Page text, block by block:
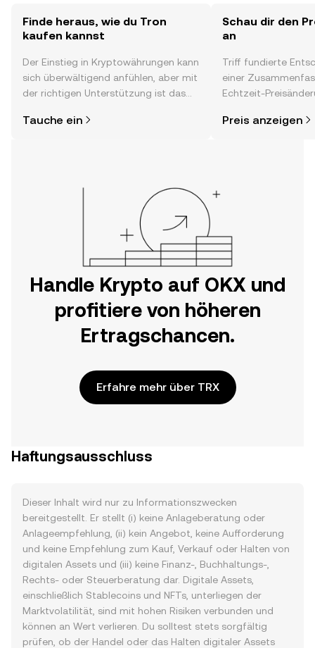
Finde heraus, wie du Tron
kaufen kannst
Der Einstieg in Kryptowährungen kann
sich überwältigend anfühlen, aber mit
der richtigen Unterstützung ist das
direkt in der OKX-App oder hier im
Tauche ein
Schau dir den
an
Triff fundierte
einer
Echtzeit-
Neuigkeiten und
Preis anzeigen
Handle Krypto auf OKX und
profitiere von höheren
Ertragschancen.
Erfahre mehr über TRX
Haftungsausschluss
Dieser Inhalt wird nur zu Informationszwecken
bereitgestellt. Er stellt (i) keine Anlageberatung oder
Anlageempfehlung, (ii) kein Angebot, keine Aufforderung
und keine Empfehlung zum Kauf, Verkauf oder Halten von
digitalen Assets und (iii) keine Finanz-, Buchhaltungs-,
Rechts- oder Steuerberatung dar. Digitale Assets,
einschließlich Stablecoins und NFTs, unterliegen der
Marktvolatilität, sind mit hohen Risiken verbunden und
können an Wert verlieren. Du solltest stets sorgfältig
prüfen, ob der Handel oder das Halten digitaler Assets